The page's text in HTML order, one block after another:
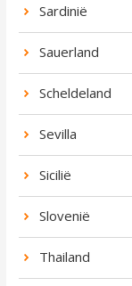
Sardinië
Sauerland
Scheldeland
Sevilla
Sicilië
Slovenië
Thailand